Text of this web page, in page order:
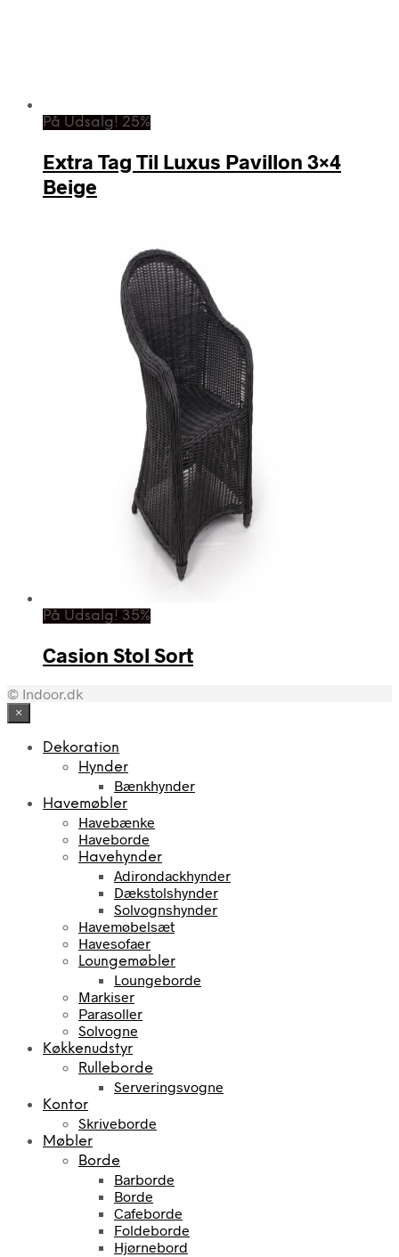
På Udsalg! 25%
Extra Tag Til Luxus Pavillon 3×4
Beige
På Udsalg! 35%
Casion Stol Sort
© Indoor.dk
×
Dekoration
Hynder
Bænkhynder
Havemøbler
Havebænke
Haveborde
Havehynder
Adirondackhynder
Dækstolshynder
Solvognshynder
Havemøbelsæt
Havesofaer
Loungemøbler
Loungeborde
Markiser
Parasoller
Solvogne
Køkkenudstyr
Rulleborde
Serveringsvogne
Kontor
Skriveborde
Møbler
Borde
Barborde
Borde
Cafeborde
Foldeborde
Hjørnebord